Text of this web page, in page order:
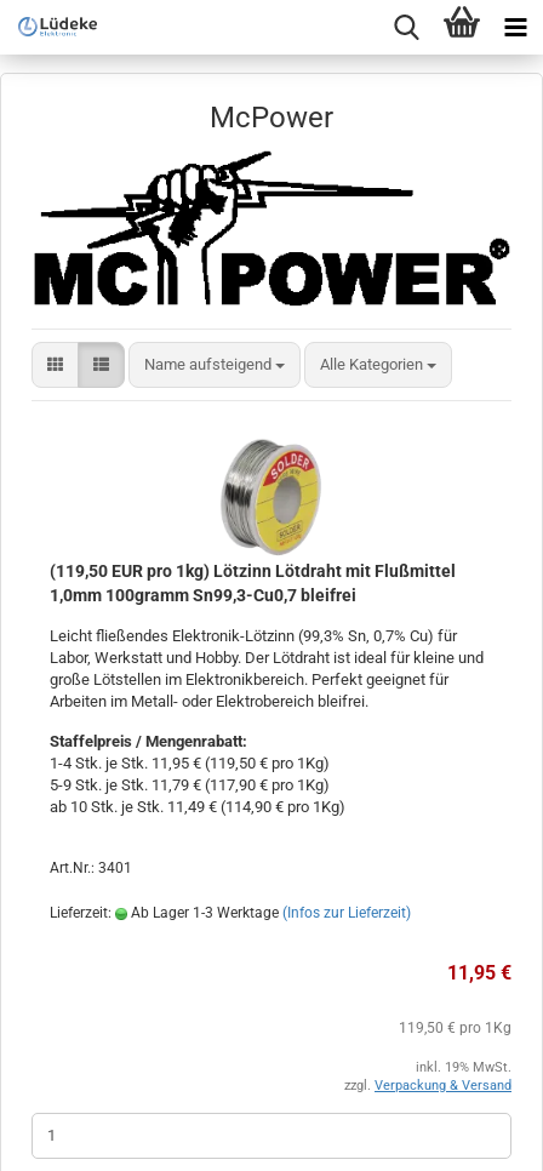
McPower
Name aufsteigend
Sortieren nach Alle Kategorien
(119,50 EUR pro 1kg) Lötzinn Lötdraht mit Flußmittel
1,0mm 100gramm Sn99,3-Cu0,7 bleifrei
Leicht fließendes Elektronik-Lötzinn (99,3% Sn, 0,7% Cu) für
Labor, Werkstatt und Hobby. Der Lötdraht ist ideal für kleine und
große Lötstellen im Elektronikbereich. Perfekt geeignet für
Arbeiten im Metall- oder Elektrobereich bleifrei.
Staffelpreis / Mengenrabatt:
1-4 Stk. je Stk. 11,95 € (119,50 € pro 1Kg)
5-9 Stk. je Stk. 11,79 € (117,90 € pro 1Kg)
ab 10 Stk. je Stk. 11,49 € (114,90 € pro 1Kg)
Art.Nr.: 3401
Lieferzeit: Ab Lager 1-3 Werktage (Infos zur Lieferzeit)
11,95 €
119,50 € pro 1Kg
inkl. 19% MwSt.
zzgl. Verpackung & Versand